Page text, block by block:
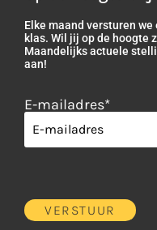
Elke maand versturen
klas. Wil jij op de hoogte
Maandelijks actuele
aan!
E-mailadres*